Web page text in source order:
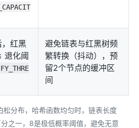
红黑
退化阈
避免链表与红黑树频
繁转换（抖动），预
留2个节点的缓冲区
间
松分布，哈希函数均匀时，链表长度
之一，8是极低概率阈值，避免无意